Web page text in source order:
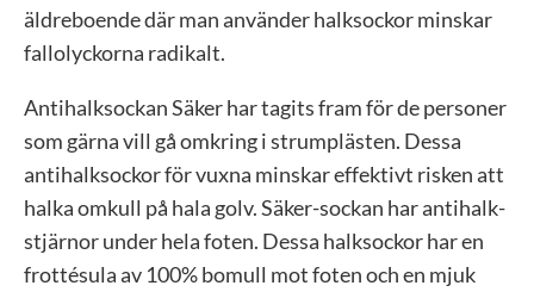
äldreboende där man använder halksockor minskar
fallolyckorna radikalt.
Antihalksockan Säker har tagits fram för de personer
som gärna vill gå omkring i strumplästen. Dessa
antihalksockor för vuxna minskar effektivt risken att
halka omkull på hala golv. Säker-sockan har antihalk-
stjärnor under hela foten. Dessa halksockor har en
frottésula av 100% bomull mot foten och en mjuk